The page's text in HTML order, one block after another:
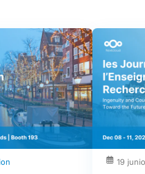
19